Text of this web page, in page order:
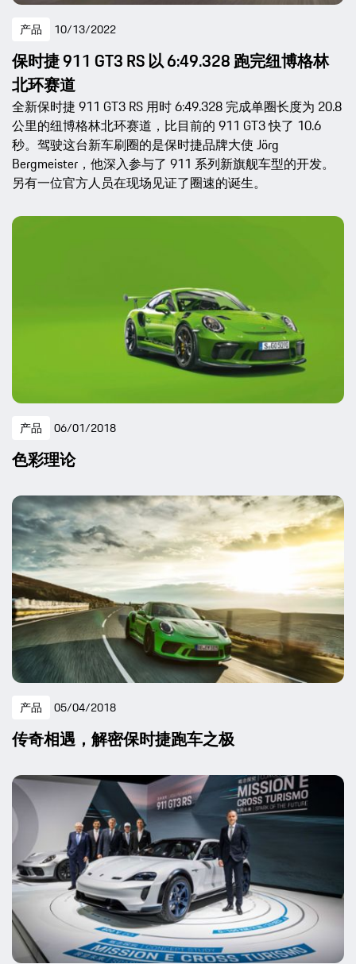
产品 10/13/2022
保时捷 911 GT3 RS 以 6:49.328 跑完纽博格林
北环赛道
全新保时捷 911 GT3 RS 用时 6:49.328 完成单圈长度为 20.8
公里的纽博格林北环赛道，比目前的 911 GT3 快了 10.6
秒。驾驶这台新车刷圈的是保时捷品牌大使 Jörg
Bergmeister，他深入参与了 911 系列新旗舰车型的开发。
另有一位官方人员在现场见证了圈速的诞生。
产品 06/01/2018
色彩理论
产品 05/04/2018
传奇相遇，解密保时捷跑车之极